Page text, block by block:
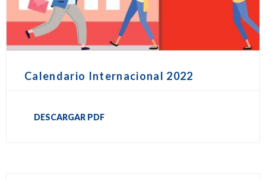
Calendario Internacional 2022
DESCARGAR PDF